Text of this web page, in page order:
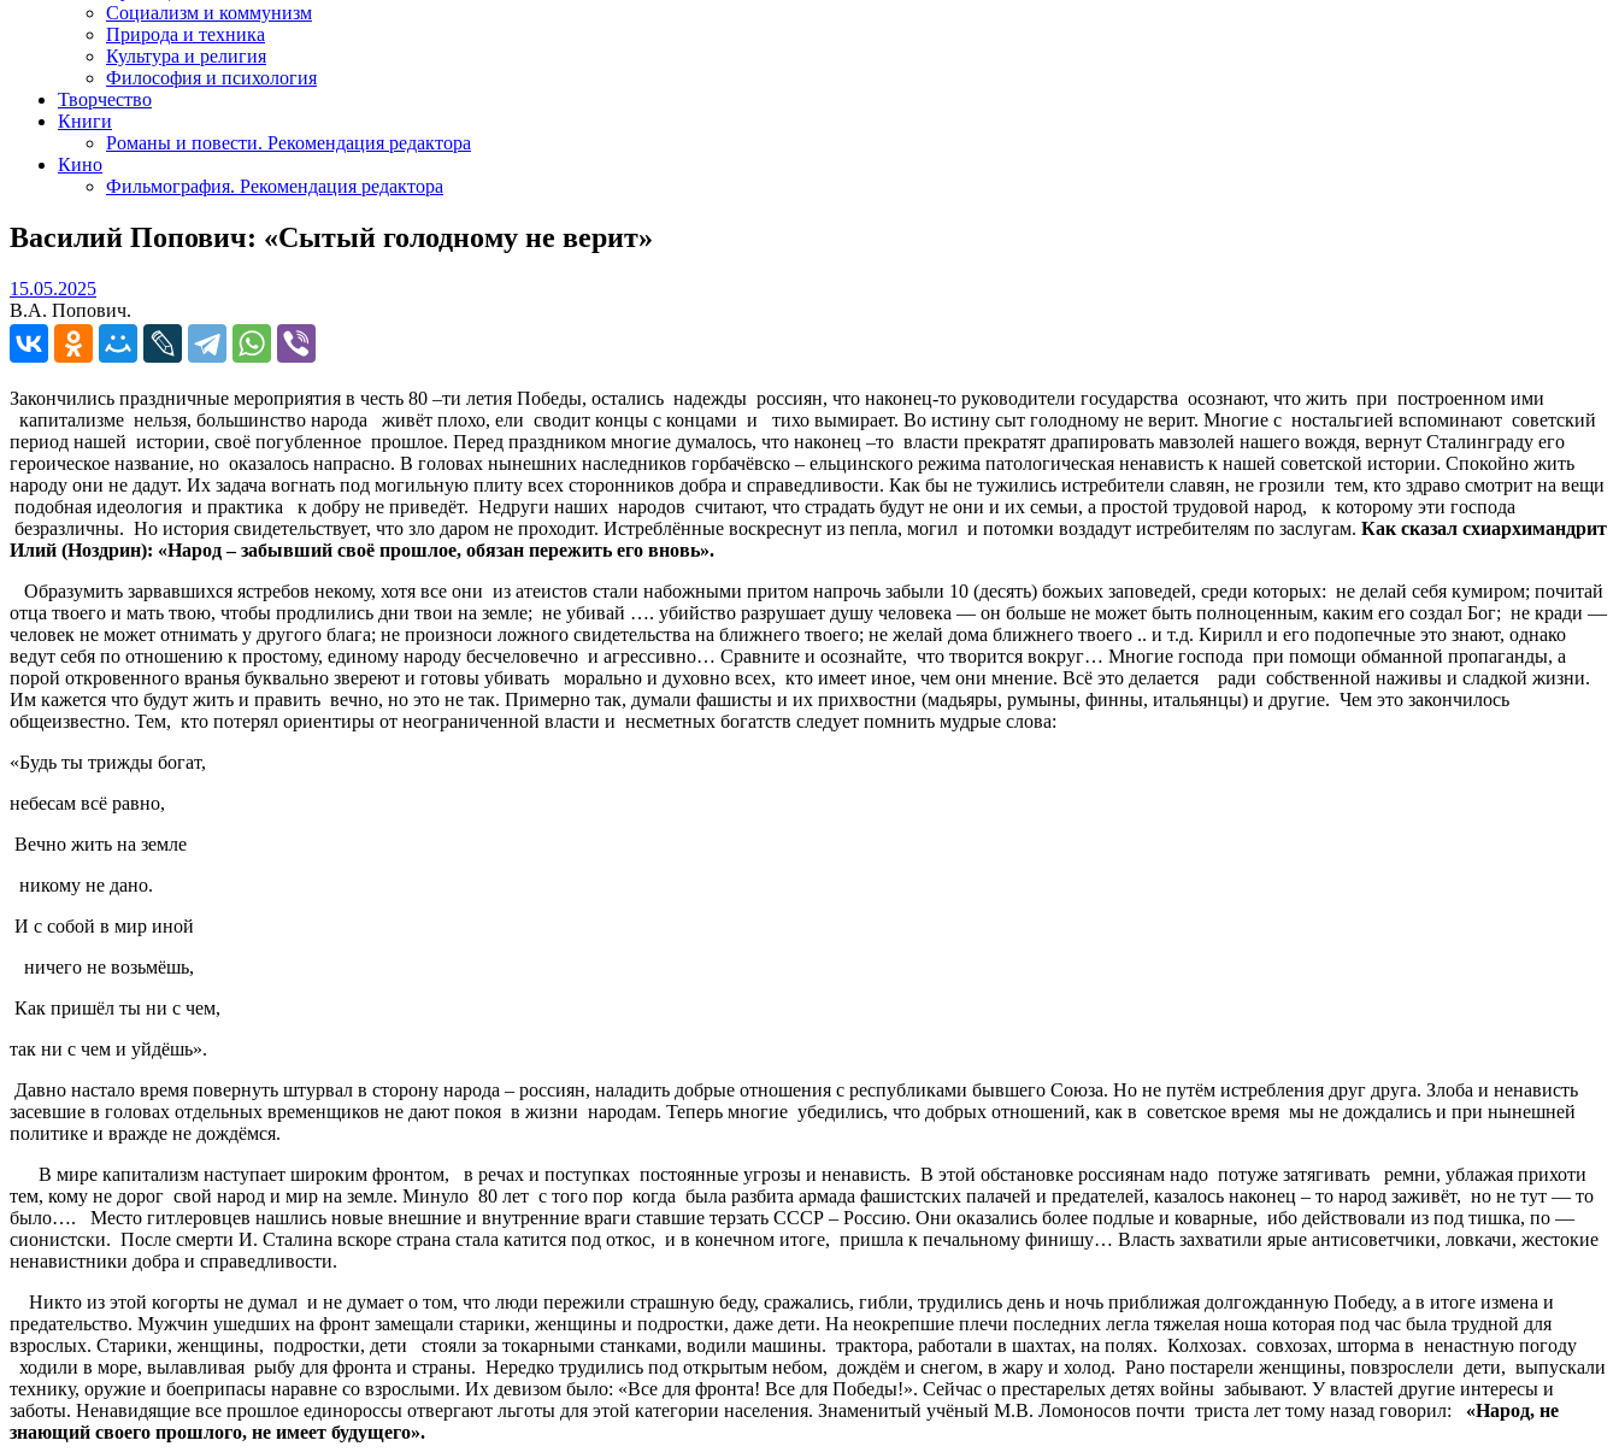
Социализм и коммунизм
Природа и техника
Культура и религия
Философия и психология
Творчество
Книги
Романы и повести. Рекомендация редактора
Кино
Фильмография. Рекомендация редактора
Василий Попович: «Сытый голодному не верит»
15.05.202515.05.2025
В.А. Попович.
Закончились праздничные мероприятия в честь 80 –ти летия Победы, остались надежды россиян, что наконец-то руководители государства осознают, что жить при построенном ими
капитализме нельзя, большинство народа живёт плохо, ели сводит концы с концами и тихо вымирает. Во истину сыт голодному не верит. Многие с ностальгией вспоминают советский
период нашей истории, своё погубленное прошлое. Перед праздником многие думалось, что наконец –то власти прекратят драпировать мавзолей нашего вождя, вернут Сталинграду его
героическое название, но оказалось напрасно. В головах нынешних наследников горбачёвско – ельцинского режима патологическая ненависть к нашей советской истории. Спокойно жить
народу они не дадут. Их задача вогнать под могильную плиту всех сторонников добра и справедливости. Как бы не тужились истребители славян, не грозили тем, кто здраво смотрит на вещи
подобная идеология и практика к добру не приведёт. Недруги наших народов считают, что страдать будут не они и их семьи, а простой трудовой народ, к которому эти господа
безразличны. Но история свидетельствует, что зло даром не проходит. Истреблённые воскреснут из пепла, могил и потомки воздадут истребителям по заслугам. Как сказал схиархимандрит
Илий (Ноздрин): «Народ – забывший своё прошлое, обязан пережить его вновь».
Образумить зарвавшихся ястребов некому, хотя все они из атеистов стали набожными притом напрочь забыли 10 (десять) божьих заповедей, среди которых: не делай себя кумиром; почитай
отца твоего и мать твою, чтобы продлились дни твои на земле; не убивай …. убийство разрушает душу человека — он больше не может быть полноценным, каким его создал Бог; не кради —
человек не может отнимать у другого блага; не произноси ложного свидетельства на ближнего твоего; не желай дома ближнего твоего .. и т.д. Кирилл и его подопечные это знают, однако
ведут себя по отношению к простому, единому народу бесчеловечно и агрессивно… Сравните и осознайте, что творится вокруг… Многие господа при помощи обманной пропаганды, а
порой откровенного вранья буквально звереют и готовы убивать морально и духовно всех, кто имеет иное, чем они мнение. Всё это делается ради собственной наживы и сладкой жизни.
Им кажется что будут жить и править вечно, но это не так. Примерно так, думали фашисты и их прихвостни (мадьяры, румыны, финны, итальянцы) и другие. Чем это закончилось
общеизвестно. Тем, кто потерял ориентиры от неограниченной власти и несметных богатств следует помнить мудрые слова:
«Будь ты трижды богат,
небесам всё равно,
Вечно жить на земле
никому не дано.
И с собой в мир иной
ничего не возьмёшь,
Как пришёл ты ни с чем,
так ни с чем и уйдёшь».
Давно настало время повернуть штурвал в сторону народа – россиян, наладить добрые отношения с республиками бывшего Союза. Но не путём истребления друг друга. Злоба и ненависть
засевшие в головах отдельных временщиков не дают покоя в жизни народам. Теперь многие убедились, что добрых отношений, как в советское время мы не дождались и при нынешней
политике и вражде не дождёмся.
В мире капитализм наступает широким фронтом, в речах и поступках постоянные угрозы и ненависть. В этой обстановке россиянам надо потуже затягивать ремни, ублажая прихоти
тем, кому не дорог свой народ и мир на земле. Минуло 80 лет с того пор когда была разбита армада фашистских палачей и предателей, казалось наконец – то народ заживёт, но не тут — то
было…. Место гитлеровцев нашлись новые внешние и внутренние враги ставшие терзать СССР – Россию. Они оказались более подлые и коварные, ибо действовали из под тишка, по —
сионистски. После смерти И. Сталина вскоре страна стала катится под откос, и в конечном итоге, пришла к печальному финишу… Власть захватили ярые антисоветчики, ловкачи, жестокие
ненавистники добра и справедливости.
Никто из этой когорты не думал и не думает о том, что люди пережили страшную беду, сражались, гибли, трудились день и ночь приближая долгожданную Победу, а в итоге измена и
предательство. Мужчин ушедших на фронт замещали старики, женщины и подростки, даже дети. На неокрепшие плечи последних легла тяжелая ноша которая под час была трудной для
взрослых. Старики, женщины, подростки, дети стояли за токарными станками, водили машины. трактора, работали в шахтах, на полях. Колхозах. совхозах, шторма в ненастную погоду
ходили в море, вылавливая рыбу для фронта и страны. Нередко трудились под открытым небом, дождём и снегом, в жару и холод. Рано постарели женщины, повзрослели дети, выпускали
технику, оружие и боеприпасы наравне со взрослыми. Их девизом было: «Все для фронта! Все для Победы!». Сейчас о престарелых детях войны забывают. У властей другие интересы и
заботы. Ненавидящие все прошлое единороссы отвергают льготы для этой категории населения. Знаменитый учёный М.В. Ломоносов почти триста лет тому назад говорил: «Народ, не
знающий своего прошлого, не имеет будущего».